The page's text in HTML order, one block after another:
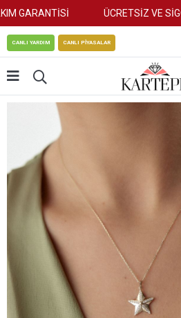
GARANTİSİ ÜCRETSİZ VE
CANLI YARDIM CANLI PİYASALAR